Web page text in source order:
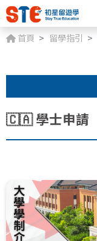
首頁 留學指引
🇨🇦 學士申請